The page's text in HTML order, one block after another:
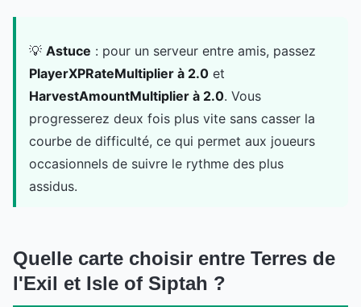
💡 Astuce : pour un serveur entre amis, passez
PlayerXPRateMultiplier à 2.0 et
HarvestAmountMultiplier à 2.0. Vous
progresserez deux fois plus vite sans casser la
courbe de difficulté, ce qui permet aux joueurs
occasionnels de suivre le rythme des plus
assidus.
Quelle carte choisir entre Terres de
l'Exil et Isle of Siptah ?